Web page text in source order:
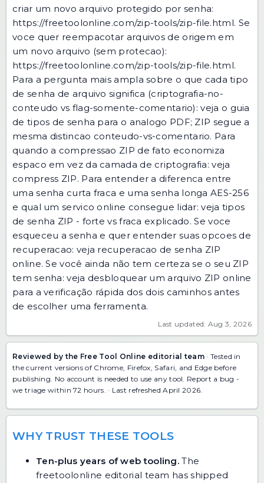
criar um novo arquivo protegido por senha:
https://freetoolonline.com/zip-tools/zip-file.html. Se
voce quer reempacotar arquivos de origem em
um novo arquivo (sem protecao):
https://freetoolonline.com/zip-tools/zip-file.html.
Para a pergunta mais ampla sobre o que cada tipo
de senha de arquivo significa (criptografia-no-
conteudo vs flag-somente-comentario): veja o guia
de tipos de senha para o analogo PDF; ZIP segue a
mesma distincao conteudo-vs-comentario. Para
quando a compressao ZIP de fato economiza
espaco em vez da camada de criptografia: veja
compress ZIP. Para entender a diferenca entre
uma senha curta fraca e uma senha longa AES-256
e qual um servico online consegue lidar: veja tipos
de senha ZIP - forte vs fraca explicado. Se voce
esqueceu a senha e quer entender suas opcoes de
recuperacao: veja recuperacao de senha ZIP
online. Se você ainda não tem certeza se o seu ZIP
tem senha: veja desbloquear um arquivo ZIP online
para a verificação rápida dos dois caminhos antes
de escolher uma ferramenta.
Last updated: Aug 3, 2026
Reviewed by the Free Tool Online editorial team · Tested in
the current versions of Chrome, Firefox, Safari, and Edge before
publishing. No account is needed to use any tool. Report a bug -
we triage within 72 hours. · Last refreshed April 2026.
WHY TRUST THESE TOOLS
Ten-plus years of web tooling. The
freetoolonline editorial team has shipped